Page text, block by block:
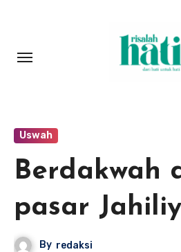
Uswah
Berdakwah
pasar
By redaksi